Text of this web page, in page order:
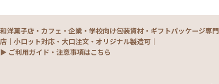
和洋菓子店・カフェ・企業・学校向け包装資材・ギフトパッケージ専門
店｜小ロット対応・大口注文・オリジナル製造可｜
▶ ご利用ガイド・注意事項はこちら